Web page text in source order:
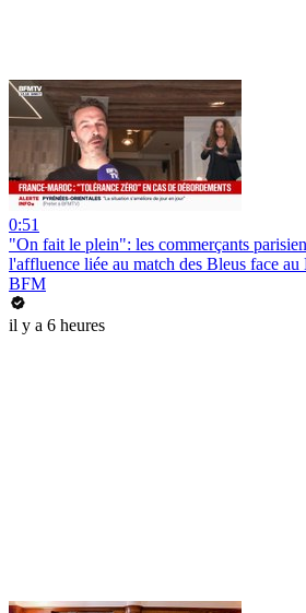
0:51
"On fait le plein": les commerçants
l'affluence liée au match des Bleus face au
BFM
il y a 6 heures